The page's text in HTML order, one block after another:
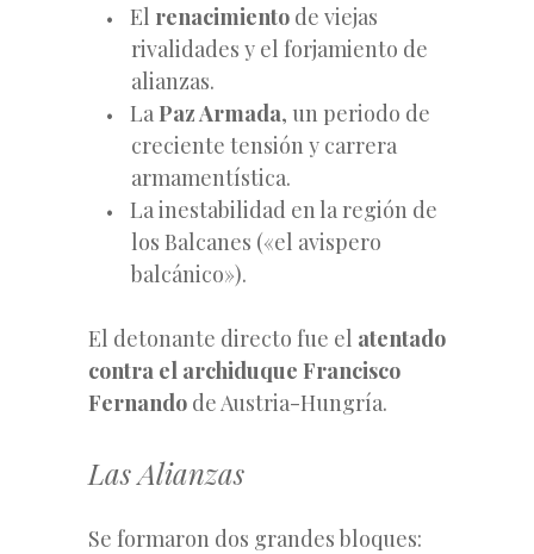
El renacimiento de viejas
rivalidades y el forjamiento de
alianzas.
La Paz Armada, un periodo de
creciente tensión y carrera
armamentística.
La inestabilidad en la región de
los Balcanes («el avispero
balcánico»).
El detonante directo fue el atentado
contra el archiduque Francisco
Fernando de Austria-Hungría.
Las Alianzas
Se formaron dos grandes bloques: